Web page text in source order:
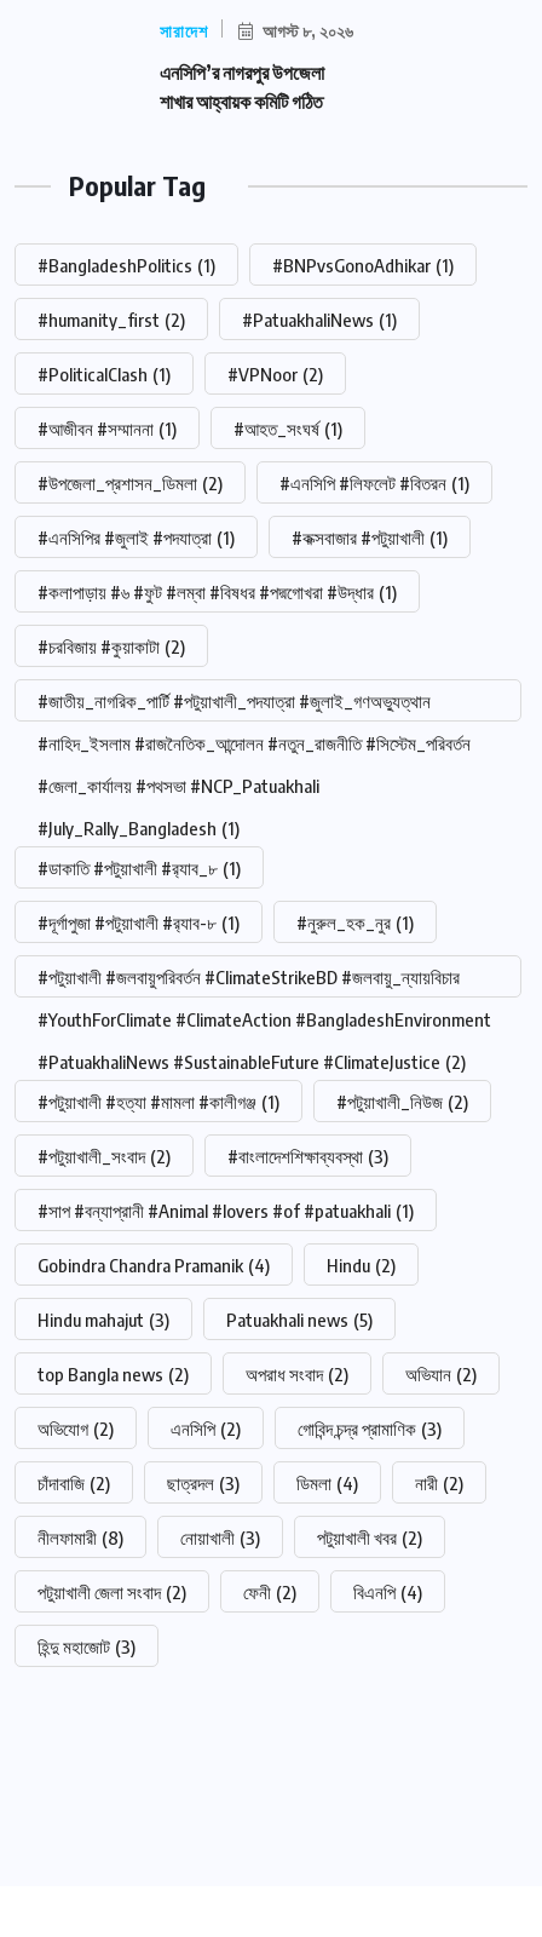
সারাদেশ আগস্ট ৮, ২০২৬
এনসিপি’র নাগরপুর উপজেলা
শাখার আহ্বায়ক কমিটি গঠিত
Popular Tag
#BangladeshPolitics (1) #BNPvsGonoAdhikar (1)
#humanity_first (2) #PatuakhaliNews (1)
#PoliticalClash (1) #VPNoor (2)
#আজীবন #সম্মাননা (1) #আহত_সংঘর্ষ (1)
#উপজেলা_প্রশাসন_ডিমলা (2) #এনসিপি #লিফলেট #বিতরন (1)
#এনসিপির #জুলাই #পদযাত্রা (1) #কক্সবাজার #পটুয়াখালী (1)
#কলাপাড়ায় #৬ #ফুট #লম্বা #বিষধর #পদ্মগোখরা #উদ্ধার (1)
#চরবিজায় #কুয়াকাটা (2)
#জাতীয়_নাগরিক_পার্টি #পটুয়াখালী_পদযাত্রা #জুলাই_গণঅভ্যুত্থান
#নাহিদ_ইসলাম #রাজনৈতিক_আন্দোলন #নতুন_রাজনীতি #সিস্টেম_পরিবর্তন
#জেলা_কার্যালয় #পথসভা #NCP_Patuakhali
#July_Rally_Bangladesh (1)
#ডাকাতি #পটুয়াখালী #র‍্যাব_৮ (1)
#দূর্গাপুজা #পটুয়াখালী #র‍্যাব-৮ (1) #নুরুল_হক_নুর (1)
#পটুয়াখালী #জলবায়ুপরিবর্তন #ClimateStrikeBD #জলবায়ু_ন্যায়বিচার
#YouthForClimate #ClimateAction #BangladeshEnvironment
#PatuakhaliNews #SustainableFuture #ClimateJustice (2)
#পটুয়াখালী #হত্যা #মামলা #কালীগঞ্জ (1) #পটুয়াখালী_নিউজ (2)
#পটুয়াখালী_সংবাদ (2) #বাংলাদেশশিক্ষাব্যবস্থা (3)
#সাপ #বন্যাপ্রানী #Animal #lovers #of #patuakhali (1)
Gobindra Chandra Pramanik (4) Hindu (2)
Hindu mahajut (3) Patuakhali news (5)
top Bangla news (2) অপরাধ সংবাদ (2) অভিযান (2)
অভিযোগ (2) এনসিপি (2) গোবিন্দ চন্দ্র প্রামাণিক (3)
চাঁদাবাজি (2) ছাত্রদল (3) ডিমলা (4) নারী (2)
নীলফামারী (8) নোয়াখালী (3) পটুয়াখালী খবর (2)
পটুয়াখালী জেলা সংবাদ (2) ফেনী (2) বিএনপি (4)
হিন্দু মহাজোট (3)